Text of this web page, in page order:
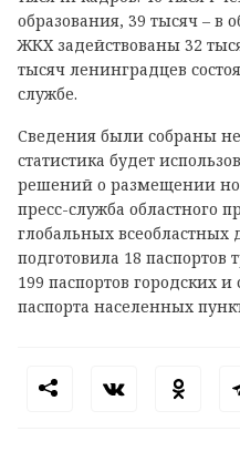
образования, 39 тысяч – в
ЖКХ задействованы 32
тысяч ленинградцев
службе.
Сведения были собраны
статистика будет
решений о размещении
пресс-служба областного
глобальных
подготовила 18 паспортов
199 паспортов городских
паспорта населенных